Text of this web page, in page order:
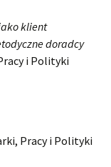
klient
doradcy
i Polityki
Pracy i Polityki